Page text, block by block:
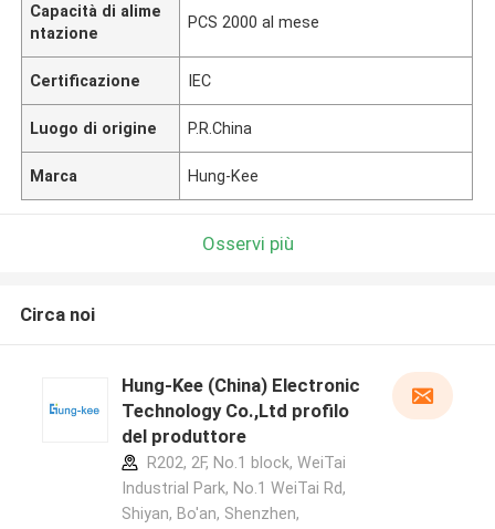
Capacità di alime
ntazione
PCS 2000 al mese
Certificazione IEC
Luogo di origine P.R.China
Marca Hung-Kee
Osservi più
Circa noi
Hung-Kee (China) Electronic
Technology Co.,Ltd profilo
del produttore
R202, 2F, No.1 block, WeiTai
Industrial Park, No.1 WeiTai Rd,
Shiyan, Bo'an, Shenzhen,